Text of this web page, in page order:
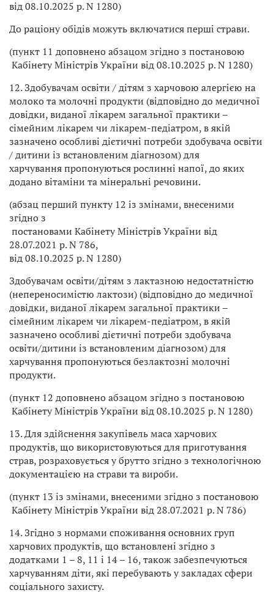
від 08.10.2025 р. N 1280)
До раціону обідів можуть включатися перші страви.
(пункт 11 доповнено абзацом згідно з постановою
Кабінету Міністрів України від 08.10.2025 р. N 1280)
12. Здобувачам освіти / дітям з харчовою алергією на
молоко та молочні продукти (відповідно до медичної
довідки, виданої лікарем загальної практики –
сімейним лікарем чи лікарем-педіатром, в якій
зазначено особливі дієтичні потреби здобувача освіти
/ дитини із встановленим діагнозом) для
харчування пропонуються рослинні напої, до яких
додано вітаміни та мінеральні речовини.
(абзац перший пункту 12 із змінами, внесеними
згідно з
постановами Кабінету Міністрів України від
28.07.2021 р. N 786,
від 08.10.2025 р. N 1280)
Здобувачам освіти/дітям з лактазною недостатністю
(непереносимістю лактози) (відповідно до медичної
довідки, виданої лікарем загальної практики –
сімейним лікарем чи лікарем-педіатром, в якій
зазначено особливі дієтичні потреби здобувача
освіти/дитини із встановленим діагнозом) для
харчування пропонуються безлактозні молочні
продукти.
(пункт 12 доповнено абзацом згідно з постановою
Кабінету Міністрів України від 08.10.2025 р. N 1280)
13. Для здійснення закупівель маса харчових
продуктів, що використовуються для приготування
страв, розраховується у брутто згідно з технологічною
документацією на страви та вироби.
(пункт 13 із змінами, внесеними згідно з постановою
Кабінету Міністрів України від 28.07.2021 р. N 786)
14. Згідно з нормами споживання основних груп
харчових продуктів, що встановлені згідно з
додатками 1 – 8, 11 і 14 – 16, також забезпечуються
харчуванням діти, які перебувають у закладах сфери
соціального захисту.